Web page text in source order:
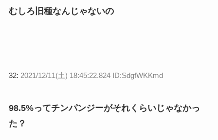
むしろ旧種なんじゃないの
32: 2021/12/11(土) 18:45:22.824 ID:SdgfWKKmd
98.5%ってチンパンジーがそれくらいじゃなかっ
た？